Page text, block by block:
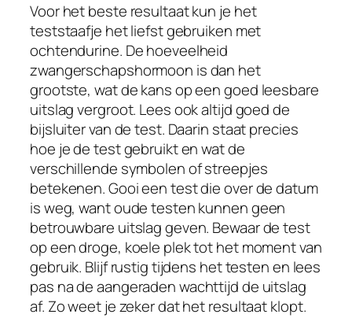
Voor het beste resultaat kun je het
teststaafje het liefst gebruiken met
ochtendurine. De hoeveelheid
zwangerschapshormoon is dan het
grootste, wat de kans op een goed leesbare
uitslag vergroot. Lees ook altijd goed de
bijsluiter van de test. Daarin staat precies
hoe je de test gebruikt en wat de
verschillende symbolen of streepjes
betekenen. Gooi een test die over de datum
is weg, want oude testen kunnen geen
betrouwbare uitslag geven. Bewaar de test
op een droge, koele plek tot het moment van
gebruik. Blijf rustig tijdens het testen en lees
pas na de aangeraden wachttijd de uitslag
af. Zo weet je zeker dat het resultaat klopt.